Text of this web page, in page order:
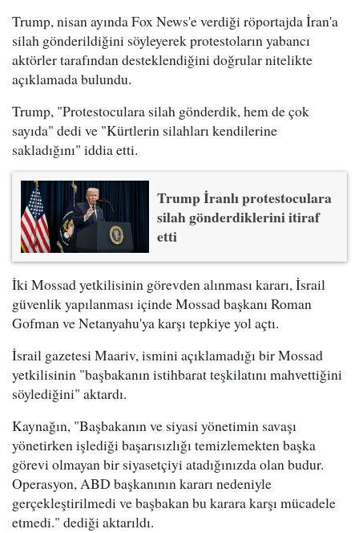
Trump, nisan ayında Fox News'e verdiği röportajda İran'a
silah gönderildiğini söyleyerek protestoların yabancı
aktörler tarafından desteklendiğini doğrular nitelikte
açıklamada bulundu.
Trump, "Protestoculara silah gönderdik, hem de çok
sayıda" dedi ve "Kürtlerin silahları kendilerine
sakladığını" iddia etti.
Trump İranlı protestoculara
silah gönderdiklerini itiraf
etti
İki Mossad yetkilisinin görevden alınması kararı, İsrail
güvenlik yapılanması içinde Mossad başkanı Roman
Gofman ve Netanyahu'ya karşı tepkiye yol açtı.
İsrail gazetesi Maariv, ismini açıklamadığı bir Mossad
yetkilisinin "başbakanın istihbarat teşkilatını mahvettiğini
söylediğini" aktardı.
Kaynağın, "Başbakanın ve siyasi yönetimin savaşı
yönetirken işlediği başarısızlığı temizlemekten başka
görevi olmayan bir siyasetçiyi atadığınızda olan budur.
Operasyon, ABD başkanının kararı nedeniyle
gerçekleştirilmedi ve başbakan bu karara karşı mücadele
etmedi." dediği aktarıldı.